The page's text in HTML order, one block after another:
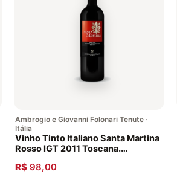
Ambrogio e Giovanni Folonari Tenute ·
Itália
Vinho Tinto Italiano Santa Martina
Rosso IGT 2011 Toscana.
de carvalho eslavo. Safra
R$ 98,00